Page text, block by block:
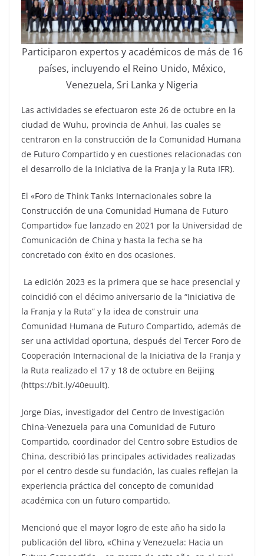
Participaron expertos y académicos de más de 16
países, incluyendo el Reino Unido, México,
Venezuela, Sri Lanka y Nigeria
Las actividades se efectuaron este 26 de octubre en la
ciudad de Wuhu, provincia de Anhui, las cuales se
centraron en la construcción de la Comunidad Humana
de Futuro Compartido y en cuestiones relacionadas con
el desarrollo de la Iniciativa de la Franja y la Ruta IFR).
El «Foro de Think Tanks Internacionales sobre la
Construcción de una Comunidad Humana de Futuro
Compartido» fue lanzado en 2021 por la Universidad de
Comunicación de China y hasta la fecha se ha
concretado con éxito en dos ocasiones.
La edición 2023 es la primera que se hace presencial y
coincidió con el décimo aniversario de la “Iniciativa de
la Franja y la Ruta” y la idea de construir una
Comunidad Humana de Futuro Compartido, además de
ser una actividad oportuna, después del Tercer Foro de
Cooperación Internacional de la Iniciativa de la Franja y
la Ruta realizado el 17 y 18 de octubre en Beijing
(https://bit.ly/40euult).
Jorge Días, investigador del Centro de Investigación
China-Venezuela para una Comunidad de Futuro
Compartido, coordinador del Centro sobre Estudios de
China, describió las principales actividades realizadas
por el centro desde su fundación, las cuales reflejan la
experiencia práctica del concepto de comunidad
académica con un futuro compartido.
Mencionó que el mayor logro de este año ha sido la
publicación del libro, «China y Venezuela: Hacia un